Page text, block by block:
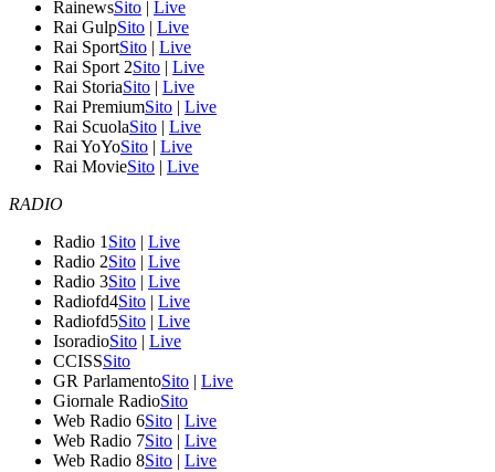
RainewsSito | Live
Rai GulpSito | Live
Rai SportSito | Live
Rai Sport 2Sito | Live
Rai StoriaSito | Live
Rai PremiumSito | Live
Rai ScuolaSito | Live
Rai YoYoSito | Live
Rai MovieSito | Live
RADIO
Radio 1 Sito | Live
Radio 2Sito | Live
Radio 3Sito | Live
Radiofd4Sito | Live
Radiofd5Sito | Live
IsoradioSito | Live
CCISSSito
GR ParlamentoSito | Live
Giornale RadioSito
Web Radio 6Sito | Live
Web Radio 7Sito | Live
Web Radio 8Sito | Live